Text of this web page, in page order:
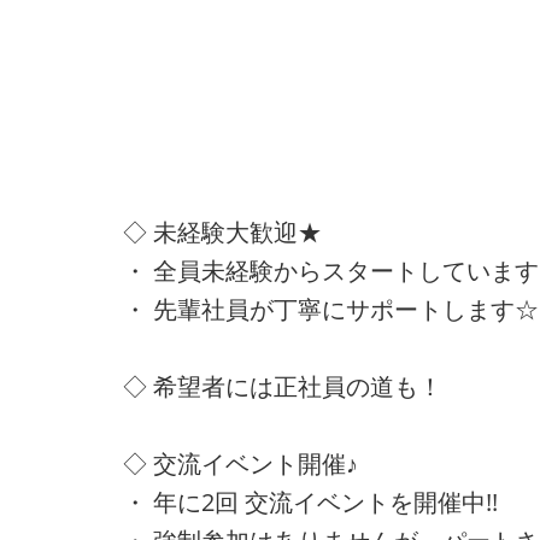
◇ 未経験大歓迎★
・ 全員未経験からスタートしていま
・ 先輩社員が丁寧にサポートします☆
◇ 希望者には正社員の道も！
◇ 交流イベント開催♪
・ 年に2回 交流イベントを開催中!!